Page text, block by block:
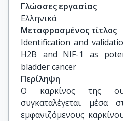
Γλώσσες εργασίας
Ελληνικά
Μεταφρασμένος τίτλος
Identification and
H2B and NIF-1 as
bladder cancer
Περίληψη
Ο καρκίνος της
συγκαταλέγεται
εμφανιζόμενους